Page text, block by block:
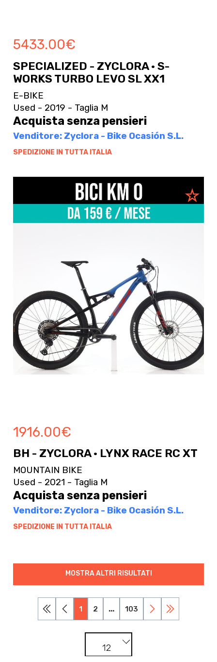
5433.00€
SPECIALIZED - ZYCLORA · S-
WORKS TURBO LEVO SL XX1
E-BIKE
Used - 2019 - Taglia M
Acquista senza pensieri
Venditore: Zyclora - Bike Ocasión S.L.
SPEDIZIONE IN TUTTA ITALIA
1916.00€
BH - ZYCLORA · LYNX RACE RC XT
MOUNTAIN BIKE
Used - 2021 - Taglia M
Acquista senza pensieri
Venditore: Zyclora - Bike Ocasión S.L.
SPEDIZIONE IN TUTTA ITALIA
MOSTRA ALTRI RISULTATI
1 2 ... 103
12